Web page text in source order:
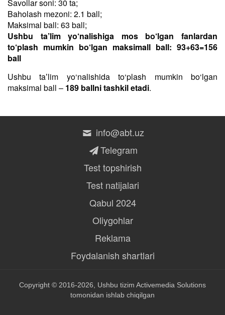
Savollar soni: 30 ta;
Baholash mezoni: 2.1 ball;
Maksimal ball: 63 ball;
Ushbu ta’lim yo‘nalishiga mos bo‘lgan fanlardan
to‘plash mumkin bo‘lgan maksimall ball: 93+63=156
ball
Ushbu taʼlim yo‘nalishida to‘plash mumkin bo‘lgan
maksimal ball – 189 ballni tashkil etadi.
info@abt.uz
Telegram
Test topshirish
Test natijalari
Qabul 2024
Oliygohlar
Reklama
Foydalanish shartlari
Copyright © 2016-2026, Ushbu tizim Activemedia Solutions
tomonidan ishlab chiqilgan